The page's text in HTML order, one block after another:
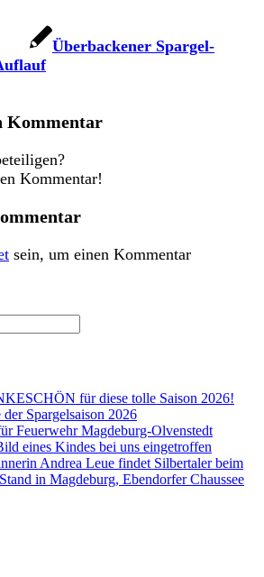
Überbackener Spargel-
Kommentar
Kommentar!
sein, um einen Kommentar
für diese tolle Saison 2026!
Spargelsaison 2026
Feuerwehr Magdeburg-Olvenstedt
eines Kindes bei uns eingetroffen
Andrea Leue findet Silbertaler beim
in Magdeburg, Ebendorfer Chaussee